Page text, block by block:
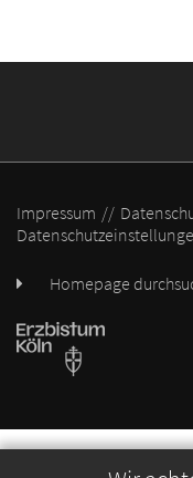
Impressum
Homepage